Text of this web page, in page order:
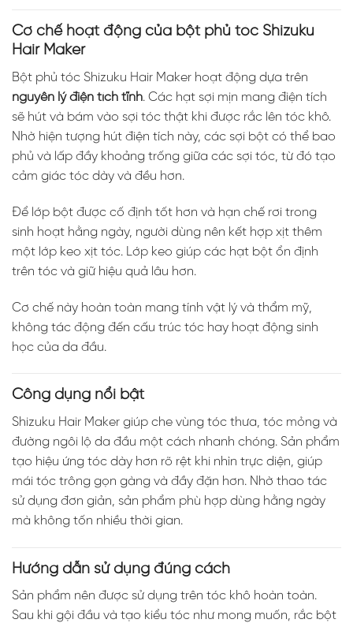
Cơ chế hoạt động của bột phủ tóc Shizuku
Hair Maker
Bột phủ tóc Shizuku Hair Maker hoạt động dựa trên
nguyên lý điện tích tĩnh. Các hạt sợi mịn mang điện tích
sẽ hút và bám vào sợi tóc thật khi được rắc lên tóc khô.
Nhờ hiện tượng hút điện tích này, các sợi bột có thể bao
phủ và lấp đầy khoảng trống giữa các sợi tóc, từ đó tạo
cảm giác tóc dày và đều hơn.
Để lớp bột được cố định tốt hơn và hạn chế rơi trong
sinh hoạt hằng ngày, người dùng nên kết hợp xịt thêm
một lớp keo xịt tóc. Lớp keo giúp các hạt bột ổn định
trên tóc và giữ hiệu quả lâu hơn.
Cơ chế này hoàn toàn mang tính vật lý và thẩm mỹ,
không tác động đến cấu trúc tóc hay hoạt động sinh
học của da đầu.
Công dụng nổi bật
Shizuku Hair Maker giúp che vùng tóc thưa, tóc mỏng và
đường ngôi lộ da đầu một cách nhanh chóng. Sản phẩm
tạo hiệu ứng tóc dày hơn rõ rệt khi nhìn trực diện, giúp
mái tóc trông gọn gàng và đầy đặn hơn. Nhờ thao tác
sử dụng đơn giản, sản phẩm phù hợp dùng hằng ngày
mà không tốn nhiều thời gian.
Hướng dẫn sử dụng đúng cách
Sản phẩm nên được sử dụng trên tóc khô hoàn toàn.
Sau khi gội đầu và tạo kiểu tóc như mong muốn, rắc bột